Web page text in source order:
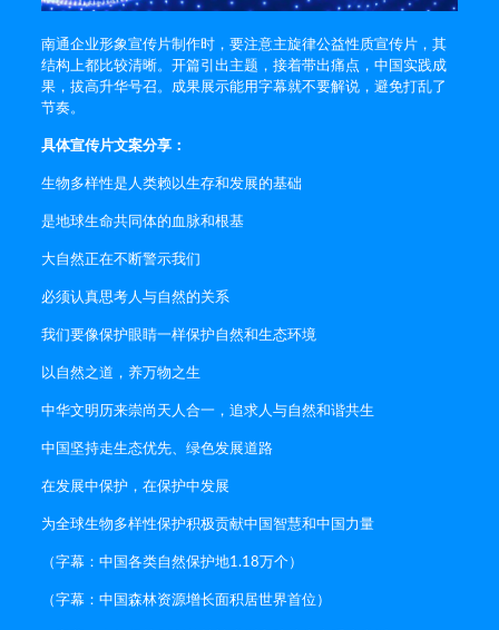
南通企业形象宣传片制作时，要注意主旋律公益性质宣传片，其
结构上都比较清晰。开篇引出主题，接着带出痛点，中国实践成
果，拔高升华号召。成果展示能用字幕就不要解说，避免打乱了
节奏。
具体宣传片文案分享：
生物多样性是人类赖以生存和发展的基础
是地球生命共同体的血脉和根基
大自然正在不断警示我们
必须认真思考人与自然的关系
我们要像保护眼睛一样保护自然和生态环境
以自然之道，养万物之生
中华文明历来崇尚天人合一，追求人与自然和谐共生
中国坚持走生态优先、绿色发展道路
在发展中保护，在保护中发展
为全球生物多样性保护积极贡献中国智慧和中国力量
（字幕：中国各类自然保护地1.18万个）
（字幕：中国森林资源增长面积居世界首位）